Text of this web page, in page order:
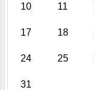
10 11
17 18
24 25
31